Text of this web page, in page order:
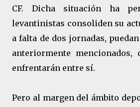
CF. Dicha situación ha
levantinistas consoliden su
a falta de dos jornadas,
anteriormente mencionados,
enfrentarán entre sí.
Pero al margen del ámbito